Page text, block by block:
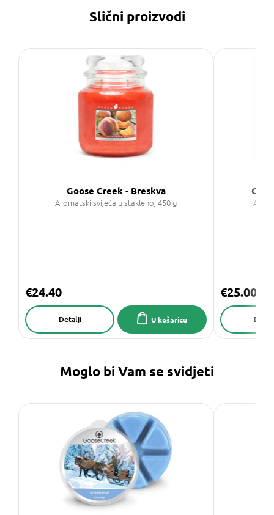
Slični proizvodi
Goose Creek - Breskva
Aromatski svijeća u staklenoj 450 g
€24.40
U košaricu
Detalji
€25.00
Moglo bi Vam se svidjeti